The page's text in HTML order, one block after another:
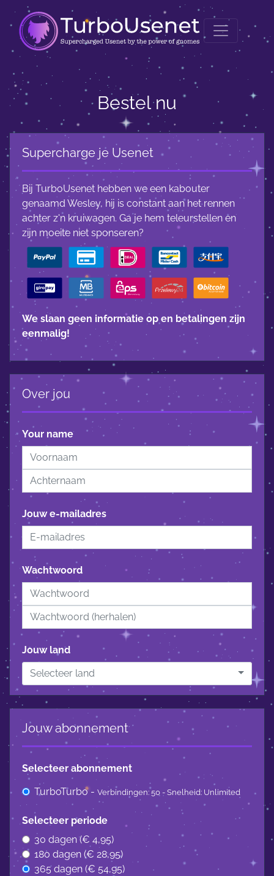
Bestel nu
Supercharge je Usenet
Bij TurboUsenet hebben we een kabouter
genaamd Wesley, hij is constant aan het rennen
achter z'n kruiwagen. Ga je hem teleurstellen en
zijn moeite niet sponseren?
We slaan geen informatie op en betalingen zijn
eenmalig!
Over jou
Your name
Jouw e-mailadres
Wachtwoord
Jouw land
Selecteer land
Jouw abonnement
Selecteer abonnement
TurboTurbo - Verbindingen: 50 - Snelheid: Unlimited
Selecteer periode
30 dagen (€ 4,95)
180 dagen (€ 28,95)
365 dagen (€ 54,95)